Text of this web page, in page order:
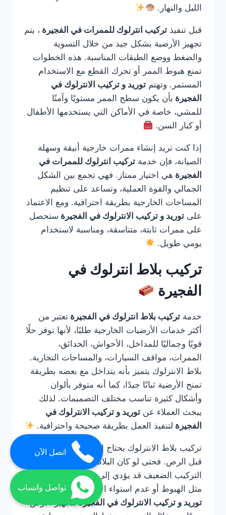
الليل والنهار.
قبل تنفيذ تركيب انترلوك للممرات في الفجيرة ، يتم
تجهيز الأرضية بشكل جيد من خلال التسوية
والضغط ووضع الطبقات المناسبة. هذه الخطوات
تمنع هبوط الممر أو تحرك القطع مع الاستخدام
المستمر. وتهتم توريد و تركيب الانترلوك في
الفجيرة بأن يكون سطح الممر مستويًا وآمنًا
للمشي، خاصة في الأماكن التي يستخدمها الأطفال
أو كبار السن.
إذا كنت تريد إنشاء ممرات خارجية أنيقة وسهلة
الصيانة، فإن خدمة تركيب انترلوك للممرات في
الفجيرة هي اختيار ممتاز. فهي تجمع بين الشكل
الجمالي والقوة العملية، وتساعد على تنظيم
المساحات الخارجية بطريقة احترافية. ومع الاعتماد
على توريد و تركيب الانترلوك في الفجيرة ستحصل
على ممرات ثابتة، متناسقة، ومناسبة لاستخدام
يومي طويل.
تركيب بلاط انترلوك في
الفجيرة
خدمة تركيب بلاط انترلوك في الفجيرة تعتبر من
أكثر خدمات الأرضيات الخارجية طلبًا، لأنها توفر حلًا
قويًا وجماليًا للمداخل، الأحواش، الحدائق،
الممرات، مواقف السيارات، والمساحات التجارية.
بلاط الانترلوك يتميز بأنه يتداخل مع بعضه بطريقة
تمنح الأرضية ثباتًا جيدًا، كما أنه متوفر بألوان
وأشكال كثيرة تناسب مختلف التصميمات. لذلك
يبحث العملاء عن توريد و تركيب الانترلوك في
الفجيرة لتنفيذ العمل بطريقة صحيحة واحترافية.
تركيب بلاط الانترلوك يحتاج إلى خبرة في التأسيس
قبل الرص. فحتى لو كان البلاط عالي الجودة، فإن
التركيب الضعيف قد يؤدي إلى مشاكل مستقبلية
مثل الهبوط أو عدم استواء الأرضية. لذلك تقوم
توريد و تركيب الانترلوك في الفجيرةبتجهيز الأرض
اتصل الآن
تواصل واتساب